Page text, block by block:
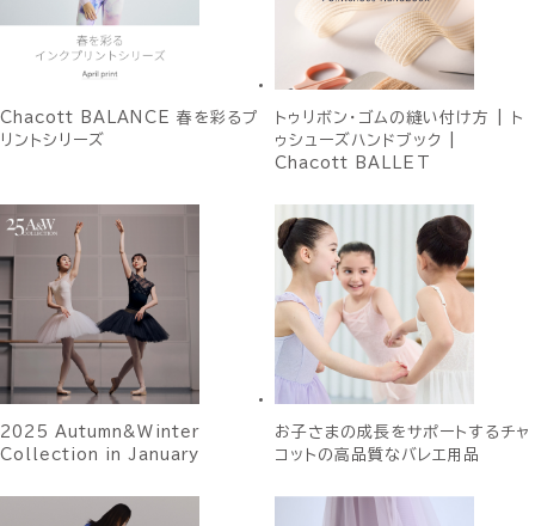
Chacott BALANCE 春を彩るプ
リントシリーズ
トゥリボン・ゴムの縫い付け方 | ト
ゥシューズハンドブック |
Chacott BALLET
2025 Autumn&Winter
Collection in January
お子さまの成長をサポートするチャ
コットの高品質なバレエ用品